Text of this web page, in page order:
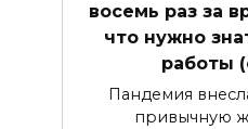
восемь раз за
что нужно
работы
Пандемия
привычную